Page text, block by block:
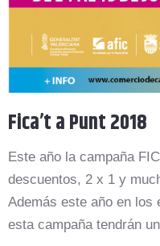
Fica’t a Punt 2018
Este año la campaña
descuentos, 2 x 1 y
Además este año en los
esta campaña tendrán